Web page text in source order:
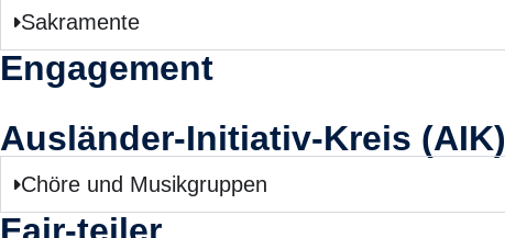
Sakramente
Engagement
Ausländer-Initiativ-Kreis (AIK)
Chöre und Musikgruppen